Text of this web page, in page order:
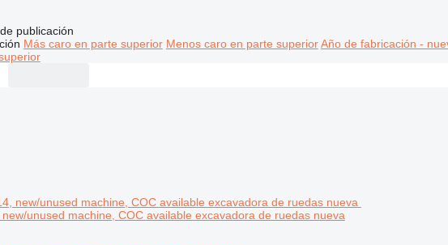
publicación
Más caro en parte superior Menos caro en parte superior Año de fabricación -
unused machine, COC available excavadora de ruedas nueva